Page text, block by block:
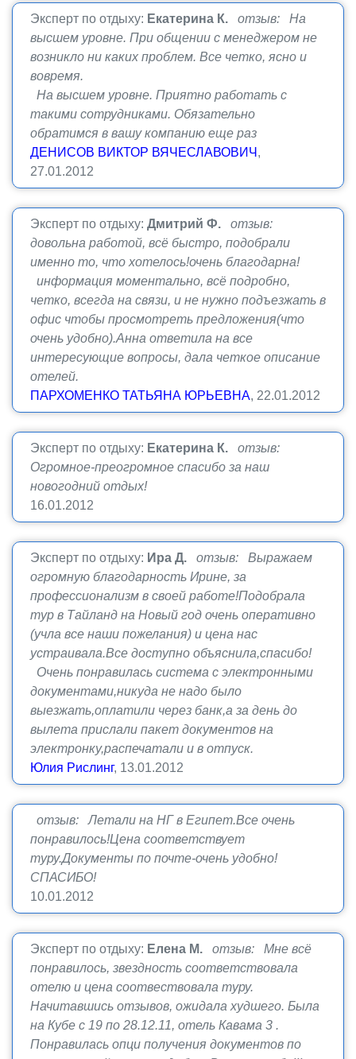
Эксперт по отдыху: Екатерина К.
отзыв: На
высшем уровне. При общении с менеджером не
возникло ни каких проблем. Все четко, ясно и
вовремя.
На высшем уровне. Приятно работать с
такими сотрудниками. Обязательно
обратимся в вашу компанию еще раз
ДЕНИСОВ ВИКТОР ВЯЧЕСЛАВОВИЧ ,
27.01.2012
Эксперт по отдыху: Дмитрий Ф.
отзыв:
довольна работой, всё быстро, подобрали
именно то, что хотелось!очень благодарна!
информация моментально, всё подробно,
четко, всегда на связи, и не нужно подъезжать в
офис чтобы просмотреть предложения(что
очень удобно).Анна ответила на все
интересующие вопросы, дала четкое описание
отелей.
ПАРХОМЕНКО ТАТЬЯНА ЮРЬЕВНА, 22.01.2012
Эксперт по отдыху: Екатерина К.
отзыв:
Огромное-преогромное спасибо за наш
новогодний отдых!
16.01.2012
Эксперт по отдыху: Ира Д.
отзыв: Выражаем
огромную благодарность Ирине, за
профессионализм в своей работе!Подобрала
тур в Тайланд на Новый год очень оперативно
(учла все наши пожелания) и цена нас
устраивала.Все доступно объяснила,спасибо!
Очень понравилась система с электронными
документами,никуда не надо было
выезжать,оплатили через банк,а за день до
вылета прислали пакет документов на
электронку,распечатали и в отпуск.
Юлия Рислинг, 13.01.2012
отзыв: Летали на НГ в Египет.Все очень
понравилось!Цена соответствует
туру.Документы по почте-очень удобно!
СПАСИБО!
10.01.2012
Эксперт по отдыху: Елена М.
отзыв: Мне всё
понравилось, звездность соответствовала
отелю и цена соотвествовала туру.
Начитавшись отзывов, ожидала худшего. Была
на Кубе с 19 по 28.12.11, отель Кавама 3 .
Понравилась опци получения документов по